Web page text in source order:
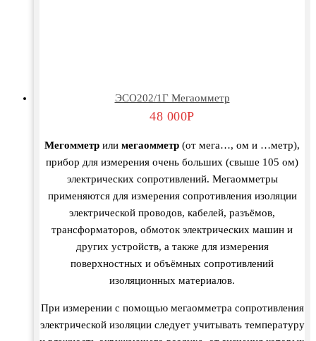
ЭСО202/1Г Мегаомметр
48 000Р
Мегомметр или мегаомметр (от мега…, ом и …метр),
прибор для измерения очень больших (свыше 105 ом)
электрических сопротивлений. Мегаомметры
применяются для измерения сопротивления изоляции
электрической проводов, кабелей, разъёмов,
трансформаторов, обмоток электрических машин и
других устройств, а также для измерения
поверхностных и объёмных сопротивлений
изоляционных материалов.
При измерении с помощью мегаомметра сопротивления
электрической изоляции следует учитывать температуру